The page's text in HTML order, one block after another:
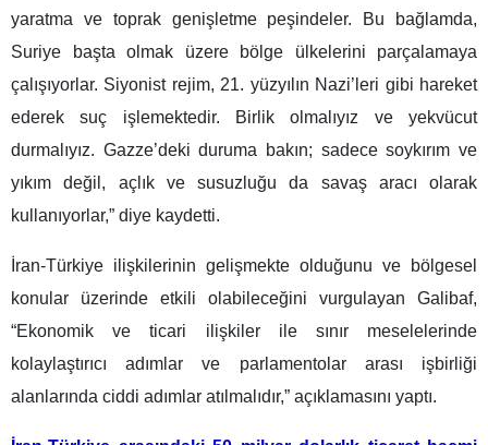
yaratma ve toprak genişletme peşindeler. Bu bağlamda,
Suriye başta olmak üzere bölge ülkelerini parçalamaya
çalışıyorlar. Siyonist rejim, 21. yüzyılın Nazi’leri gibi hareket
ederek suç işlemektedir. Birlik olmalıyız ve yekvücut
durmalıyız. Gazze’deki duruma bakın; sadece soykırım ve
yıkım değil, açlık ve susuzluğu da savaş aracı olarak
kullanıyorlar,” diye kaydetti.
İran-Türkiye ilişkilerinin gelişmekte olduğunu ve bölgesel
konular üzerinde etkili olabileceğini vurgulayan Galibaf,
“Ekonomik ve ticari ilişkiler ile sınır meselelerinde
kolaylaştırıcı adımlar ve parlamentolar arası işbirliği
alanlarında ciddi adımlar atılmalıdır,” açıklamasını yaptı.